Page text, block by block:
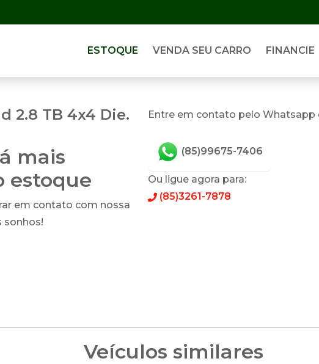
ESTOQUE VENDA SEU CARRO FINANCIE
2.8 TB 4x4 Die.
mais
estoque
em contato com nossa
sonhos!
Entre em contato pelo Whatsapp
(85)99675-7406
Ou ligue agora para:
(85)3261-7878
Veículos similares